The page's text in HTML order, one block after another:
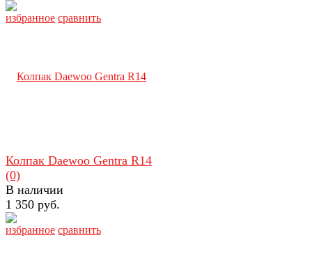
избранное сравнить
избранное сравнить
Колпак Daewoo Gentra R14
(0)
В наличии
1 350 руб.